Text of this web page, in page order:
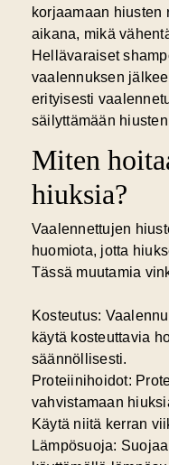
korjaamaan
aikana, mikä
Hellävaraiset
vaalennuksen
erityisesti
säilyttämään
Miten
hiuksia?
Vaalennettujen
huomiota, jotta
Tässä muutamia
Kosteutus:
käytä kosteuttavia
säännöllisesti.
Proteiinihoidot:
vahvistamaan
Käytä niitä kerran
Lämpösuoja: